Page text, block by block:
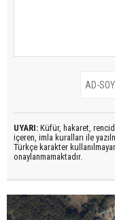
UYARI: Küfür, hakaret,
içeren, imla kuralları ile
Türkçe karakter
onaylanmamaktadır.